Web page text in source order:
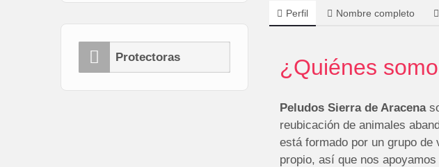
Protectoras
Perfil Nombre completo
¿Quiénes
Peludos Sierra de Aracena
reubicación de animales
está formado por un grupo
propio, así que nos